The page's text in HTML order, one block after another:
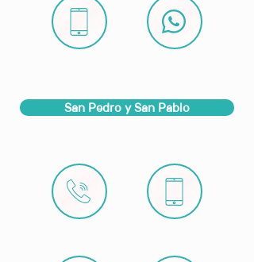
San Pedro y San Pablo